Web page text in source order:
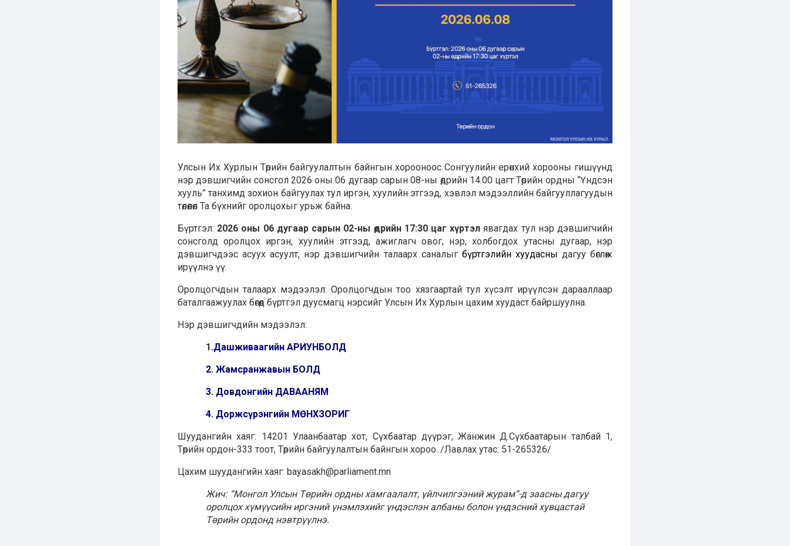
Улсын Их Хурлын Төрийн байгуулалтын байнгын хорооноос Сонгуулийн ерөнхий хорооны гишүүнд
нэр дэвшигчийн сонсгол 2026 оны 06 дугаар сарын 08-ны өдрийн 14.00 цагт Төрийн ордны “Үндсэн
хууль” танхимд зохион байгуулах тул иргэн, хуулийн этгээд, хэвлэл мэдээллийн байгууллагуудын
төлөөлөл Та бүхнийг оролцохыг урьж байна.
Бүртгэл: 2026 оны 06 дугаар сарын 02-ны өдрийн 17:30 цаг хүртэл явагдах тул нэр дэвшигчийн
сонсголд оролцох иргэн, хуулийн этгээд, ажиглагч овог, нэр, холбогдох утасны дугаар, нэр
дэвшигчдээс асуух асуулт, нэр дэвшигчийн талаарх саналыг бүртгэлийн хуудасны дагуу бөглөж
ирүүлнэ үү.
Оролцогчдын талаарх мэдээлэл: Оролцогчдын тоо хязгаартай тул хүсэлт ирүүлсэн дарааллаар
баталгаажуулах бөгөөд бүртгэл дуусмагц нэрсийг Улсын Их Хурлын цахим хуудаст байршуулна.
Нэр дэвшигчдийн мэдээлэл:
1.Дашживаагийн АРИУНБОЛД
2. Жамсранжавын БОЛД
3. Довдонгийн ДАВААНЯМ
4. Доржсүрэнгийн МӨНХЗОРИГ
Шуудангийн хаяг: 14201 Улаанбаатар хот, Сүхбаатар дүүрэг, Жанжин Д.Сүхбаатарын талбай 1,
Төрийн ордон-333 тоот, Төрийн байгуулалтын байнгын хороо. /Лавлах утас: 51-265326/
Цахим шуудангийн хаяг: bayasakh@parliament.mn
Жич: “Монгол Улсын Төрийн ордны хамгаалалт, үйлчилгээний журам”-д заасны дагуу
оролцох хүмүүсийн иргэний үнэмлэхийг үндэслэн албаны болон үндэсний хувцастай
Төрийн ордонд нэвтрүүлнэ.